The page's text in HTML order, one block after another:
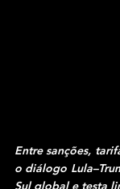
Entre sanções,
o diálogo
Sul global e testa